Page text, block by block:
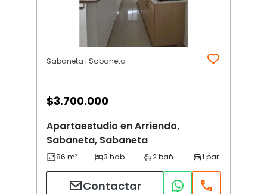
Sabaneta | Sabaneta
$3.700.000
Apartaestudio en Arriendo,
Sabaneta, Sabaneta
Contactar